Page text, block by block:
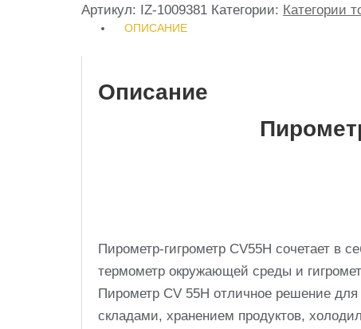
Артикул: IZ-1009381 Категории: Категории
ОПИСАНИЕ
Описание
Пирометр-гигрометр CV55H сочетает в
термометр окружающей среды и
Пирометр CV 55H отличное решение
складами, хранением продуктов,